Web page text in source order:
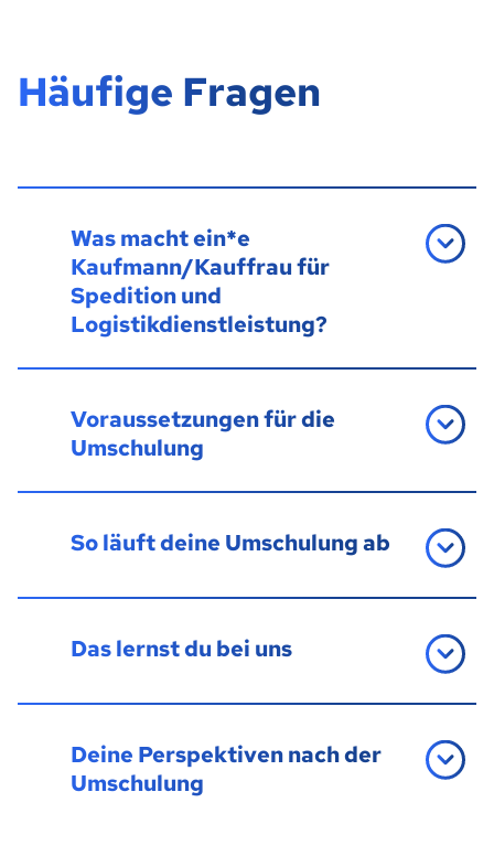
Häufige Fragen
Was macht ein*e
Kaufmann/Kauffrau für
Spedition und
Logistikdienstleistung?
Voraussetzungen für die
Umschulung
So läuft deine Umschulung ab
Das lernst du bei uns
Deine Perspektiven nach der
Umschulung